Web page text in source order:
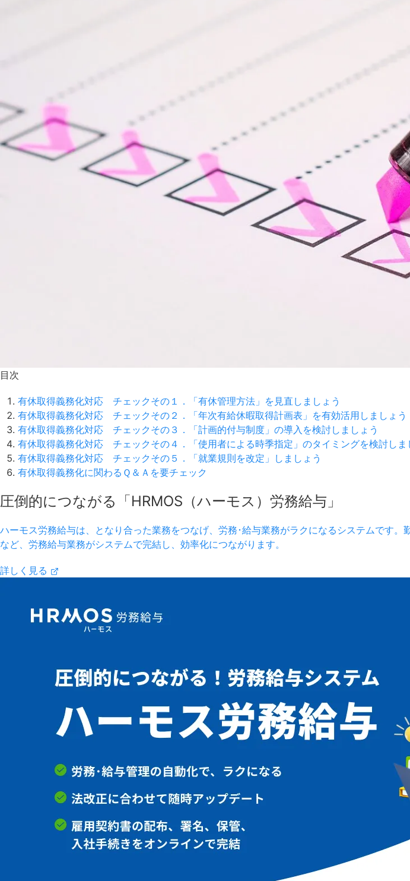
目次
有休取得義務化対応 チェックその１．「有休管理方法」を見直しましょう
有休取得義務化対応 チェックその２．「年次有給休暇取得計画表」を有効活用しましょう
有休取得義務化対応 チェックその３．「計画的付与制度」の導入を検討しましょう
有休取得義務化対応 チェックその４．「使用者による時季指定」のタイミングを検討しま
有休取得義務化対応 チェックその５．「就業規則を改定」しましょう
有休取得義務化に関わるＱ＆Ａを要チェック
圧倒的につながる「HRMOS（ハーモス）労務給与」
ハーモス労務給与は、となり合った業務をつなげ、労務･給与業務がラクになるシステムです
など、労務給与業務がシステムで完結し、効率化につながります。
詳しく見る